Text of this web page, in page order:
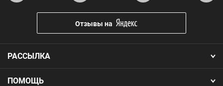
ПОМОЩЬ
РАССЫЛКА
Отзывы на